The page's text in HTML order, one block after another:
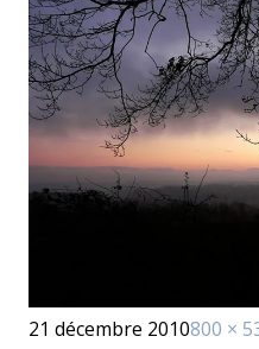
Publié
21 décembre 2010Taille
800 ×